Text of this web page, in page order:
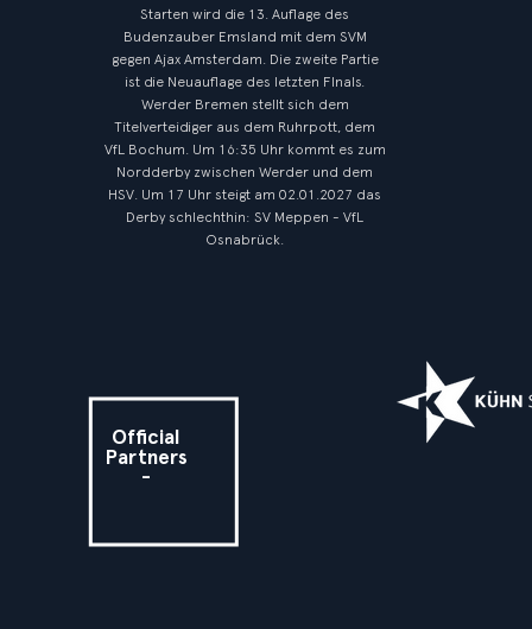
Starten wird die 13. Auflage des
Budenzauber Emsland mit dem SVM
gegen Ajax Amsterdam. Die zweite Partie
ist die Neuauflage des letzten FInals.
Werder Bremen stellt sich dem
Titelverteidiger aus dem Ruhrpott, dem
VfL Bochum. Um 16:35 Uhr kommt es zum
Nordderby zwischen Werder und dem
HSV. Um 17 Uhr steigt am 02.01.2027 das
Derby schlechthin: SV Meppen - VfL
Osnabrück.
Official
Partners
-